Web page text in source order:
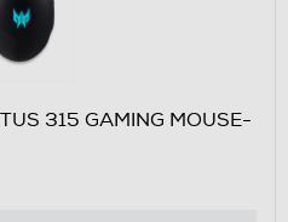
315 GAMING MOUSE-